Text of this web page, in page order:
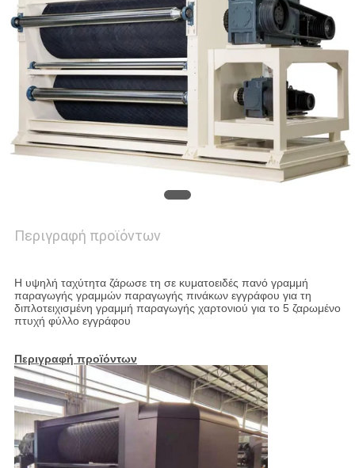
POLICY
Περιγραφή προϊόντων
Η υψηλή ταχύτητα ζάρωσε τη σε κυματοειδές πανό γραμμή
παραγωγής γραμμών παραγωγής πινάκων εγγράφου για τη
διπλοτειχισμένη γραμμή παραγωγής χαρτονιού για το 5 ζαρωμένο
πτυχή φύλλο εγγράφου
Περιγραφή προϊόντων